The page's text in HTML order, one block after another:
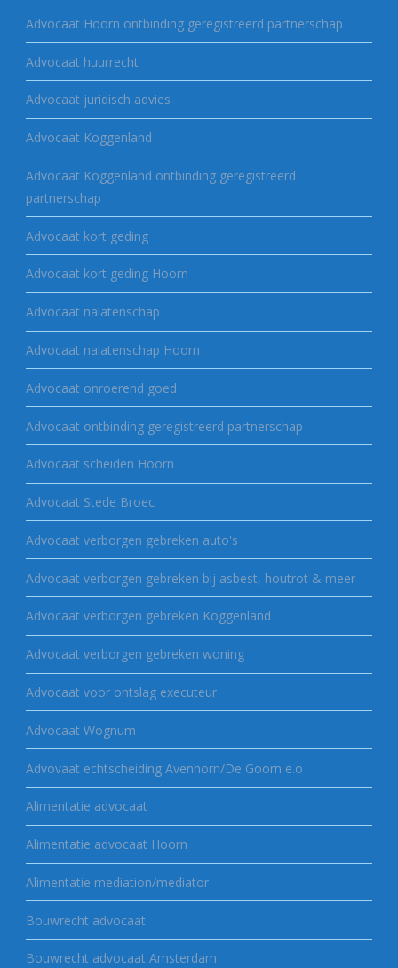
Advocaat Hoorn ontbinding geregistreerd partnerschap
Advocaat huurrecht
Advocaat juridisch advies
Advocaat Koggenland
Advocaat Koggenland ontbinding geregistreerd
partnerschap
Advocaat kort geding
Advocaat kort geding Hoorn
Advocaat nalatenschap
Advocaat nalatenschap Hoorn
Advocaat onroerend goed
Advocaat ontbinding geregistreerd partnerschap
Advocaat scheiden Hoorn
Advocaat Stede Broec
Advocaat verborgen gebreken auto's
Advocaat verborgen gebreken bij asbest, houtrot & meer
Advocaat verborgen gebreken Koggenland
Advocaat verborgen gebreken woning
Advocaat voor ontslag executeur
Advocaat Wognum
Advovaat echtscheiding Avenhorn/De Goorn e.o
Alimentatie advocaat
Alimentatie advocaat Hoorn
Alimentatie mediation/mediator
Bouwrecht advocaat
Bouwrecht advocaat Amsterdam